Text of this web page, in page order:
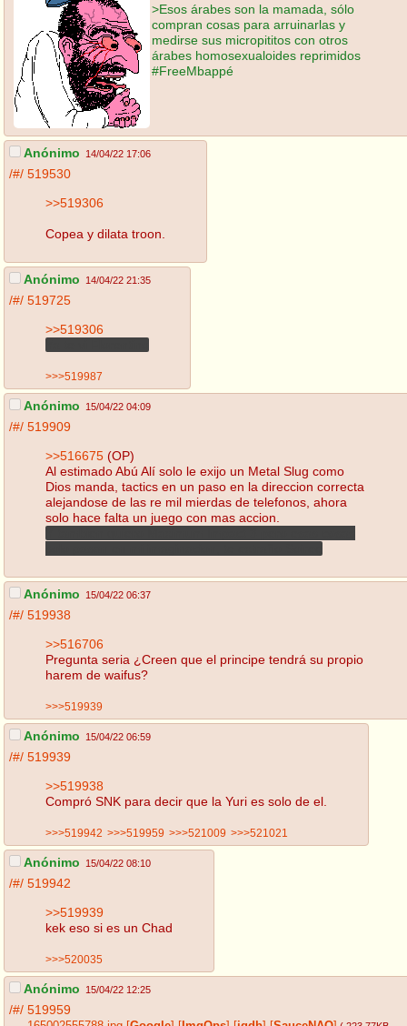
>Esos árabes son la mamada, sólo
compran cosas para arruinarlas y
medirse sus micropititos con otros
árabes homosexualoides reprimidos
#FreeMbappé
Anónimo 14/04/22 17:06
/#/ 519530
>>519306
Copea y dilata troon.
Anónimo 14/04/22 21:35
/#/ 519725
>>519306
>>>519987
Anónimo 15/04/22 04:09
/#/ 519909
>>516675 (OP)
Al estimado Abú Alí solo le exijo un Metal Slug como
Dios manda, tactics en un paso en la direccion correcta
alejandose de las re mil mierdas de telefonos, ahora
solo hace falta un juego con mas accion.
Anónimo 15/04/22 06:37
/#/ 519938
>>516706
Pregunta seria ¿Creen que el principe tendrá su propio
harem de waifus?
>>>519939
Anónimo 15/04/22 06:59
/#/ 519939
>>519938
Compró SNK para decir que la Yuri es solo de el.
>>>519942 >>>519959 >>>521009 >>>521021
Anónimo 15/04/22 08:10
/#/ 519942
>>519939
kek eso si es un Chad
>>>520035
Anónimo 15/04/22 12:25
/#/ 519959